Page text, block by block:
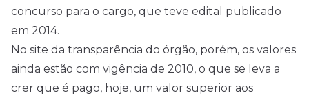
concurso para o cargo, que teve edital publicado
em 2014.
No site da transparência do órgão, porém, os valores
ainda estão com vigência de 2010, o que se leva a
crer que é pago, hoje, um valor superior aos